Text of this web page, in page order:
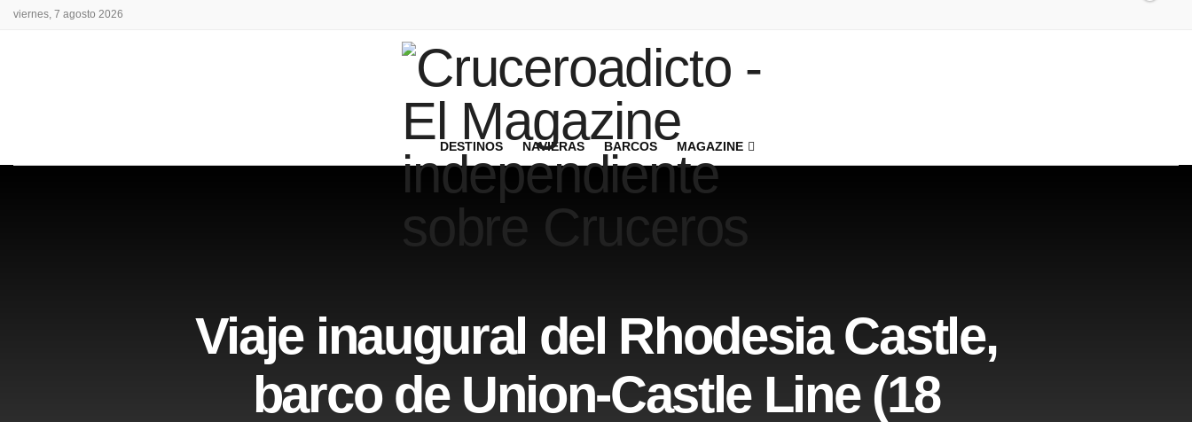
viernes, 7 agosto 2026
DESTINOS NAVIERAS BARCOS MAGAZINE
Viaje inaugural del Rhodesia Castle,
barco de Union-Castle Line (18